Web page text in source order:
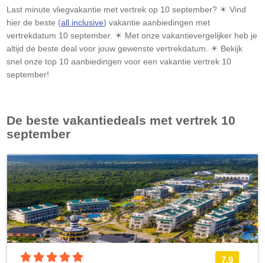
Last minute vliegvakantie met vertrek op 10 september? ☀ Vind
hier de beste (all inclusive) vakantie aanbiedingen met
vertrekdatum 10 september. ☀ Met onze vakantievergelijker heb je
altijd de beste deal voor jouw gewenste vertrekdatum. ☀ Bekijk
snel onze top 10 aanbiedingen voor een vakantie vertrek 10
september!
De beste vakantiedeals met vertrek 10
september
7.9